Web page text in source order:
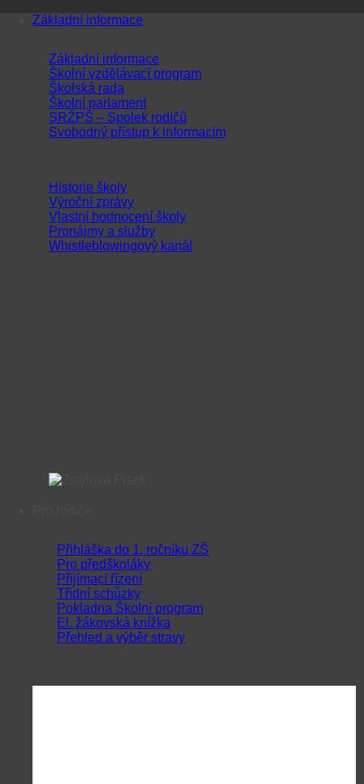
PřeskočitZákladní informace
Základní informace
Školní vzdělávací program
Školská rada
Školní parlament
SRŽPŠ – Spolek rodičů
Svobodný přístup k informacím
Historie školy
Výroční zprávy
Vlastní hodnocení školy
Pronájmy a služby
Whistleblowingový kanál
Přihláška do 1. ročníku ZŠ
Pro předškoláky
Přijímací řízení
Třídní schůzky
Pokladna Školní program
El. žákovská knížka
Přehled a výběr stravy